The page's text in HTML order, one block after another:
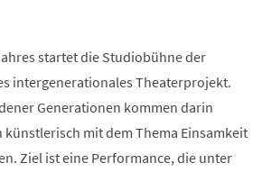
startet die Studiobühne der
intergenerationales Theaterprojekt.
Generationen kommen darin
künstlerisch mit dem Thema Einsamkeit
Ziel ist eine Performance, die unter